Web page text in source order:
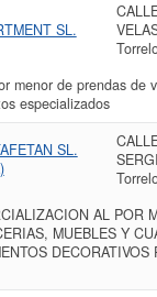
SL.
menor de prendas de
especializados
SL.
AL POR
MUEBLES Y
DECORATIVOS